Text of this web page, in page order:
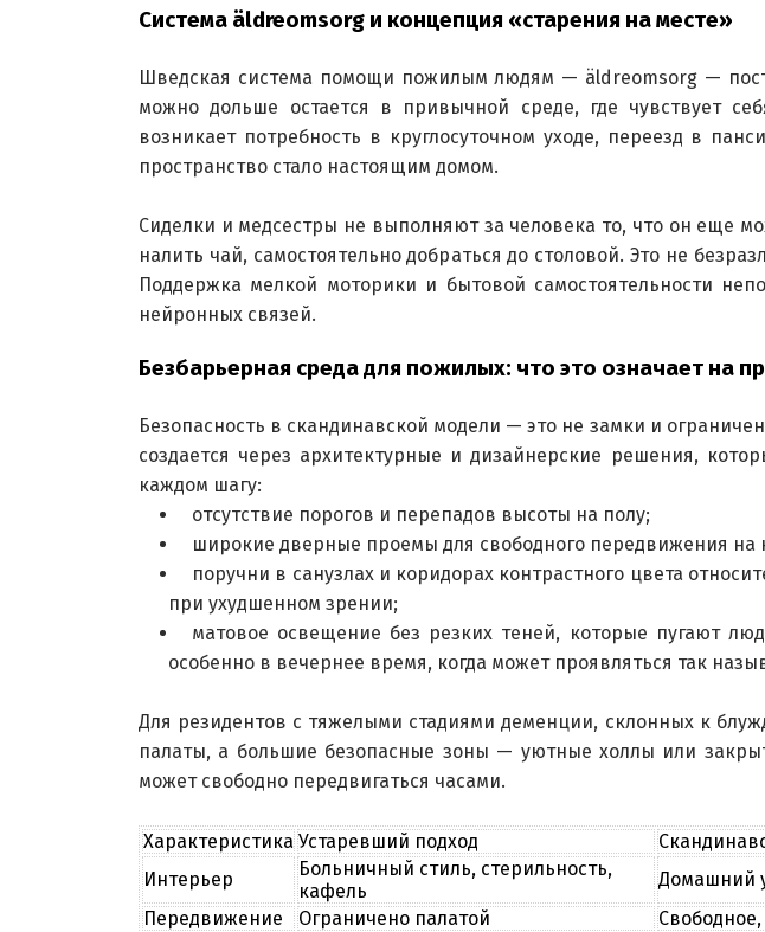
Система äldreomsorg и концепция «старения на месте»
Шведская система помощи пожилым людям — äldreomsorg —
можно дольше остается в привычной среде, где чувствует
возникает потребность в круглосуточном уходе, переезд в
пространство стало настоящим домом.
Сиделки и медсестры не выполняют за человека то, что он еще
налить чай, самостоятельно добраться до столовой. Это не
Поддержка мелкой моторики и бытовой самостоятельности
нейронных связей.
Безбарьерная среда для пожилых: что это означает на
Безопасность в скандинавской модели — это не замки и
создается через архитектурные и дизайнерские решения,
каждом шагу:
отсутствие порогов и перепадов высоты на полу;
широкие дверные проемы для свободного передвижения на
поручни в санузлах и коридорах контрастного цвета
при ухудшенном зрении;
матовое освещение без резких теней, которые пугают
особенно в вечернее время, когда может проявляться так
Для резидентов с тяжелыми стадиями деменции, склонных к
палаты, а большие безопасные зоны — уютные холлы или
может свободно передвигаться часами.
Характеристика Устаревший подход
Интерьер
Больничный стиль, стерильность,
кафель
Домашний
Передвижение
Ограничено палатой